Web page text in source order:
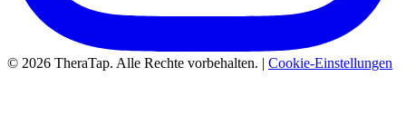
© 2026 TheraTap. Alle Rechte vorbehalten. | Cookie-Einstellungen